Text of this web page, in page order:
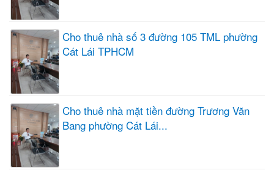
Cho thuê nhà số 3 đường 105 TML phường
Cát Lái TPHCM
Cho thuê nhà mặt tiền đường Trương Văn
Bang phường Cát Lái...